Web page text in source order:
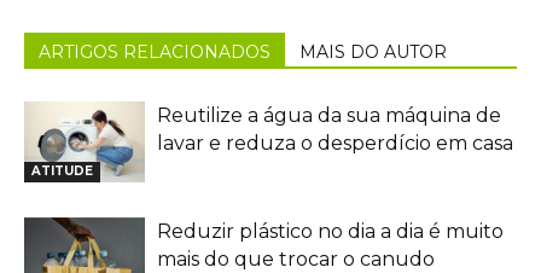
ARTIGOS RELACIONADOS MAIS DO AUTOR
ATITUDE
Reutilize a água da sua máquina de
lavar e reduza o desperdício em casa
Reduzir plástico no dia a dia é muito
mais do que trocar o canudo